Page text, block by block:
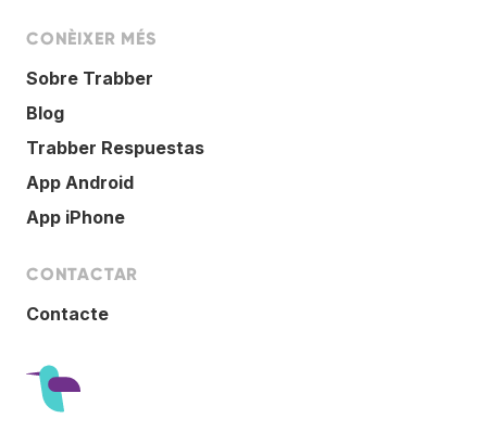
CONÈIXER MÉS
Sobre Trabber
Blog
Trabber Respuestas
App Android
App iPhone
CONTACTAR
Contacte